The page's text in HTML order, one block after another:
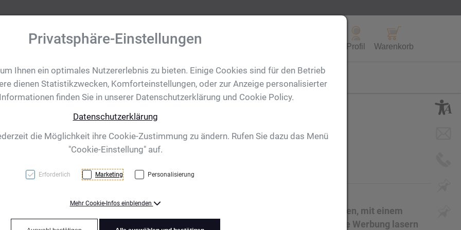
Profil Warenkorb
Ihre Eventanfrage Shop für CH/FL
transparent
Trendige, auslaufsichere Glasflasche in aktuellen Farben, mit einem
Fassungsvolumen von 500 ml und Edelstahldeckel. Ihre Werbung lasern
Privatsphäre-Einstellungen
Ihnen ein optimales Nutzererlebnis zu bieten. Einige Cookies sind für den Betrieb
dienen Statistikzwecken, Komforteinstellungen, oder zur Anzeige personalisierter
finden Sie in unserer Datenschutzerklärung und Cookie Policy.
Datenschutzerklärung
die Möglichkeit ihre Cookie-Zustimmung zu ändern. Rufen Sie dazu das Menü
"Cookie-Einstellung" auf.
Erforderlich Marketing Personalisierung
Mehr Cookie-Infos einblenden